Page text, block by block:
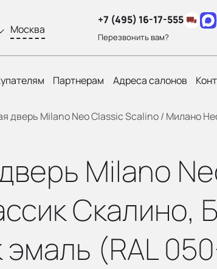
Москва
+7 (495) 16-17-555
Перезвонить вам?
Партнерам Адреса салонов
дверь Milano Neo Classic Scalino / Милано
Milano
Скалино,
(RAL